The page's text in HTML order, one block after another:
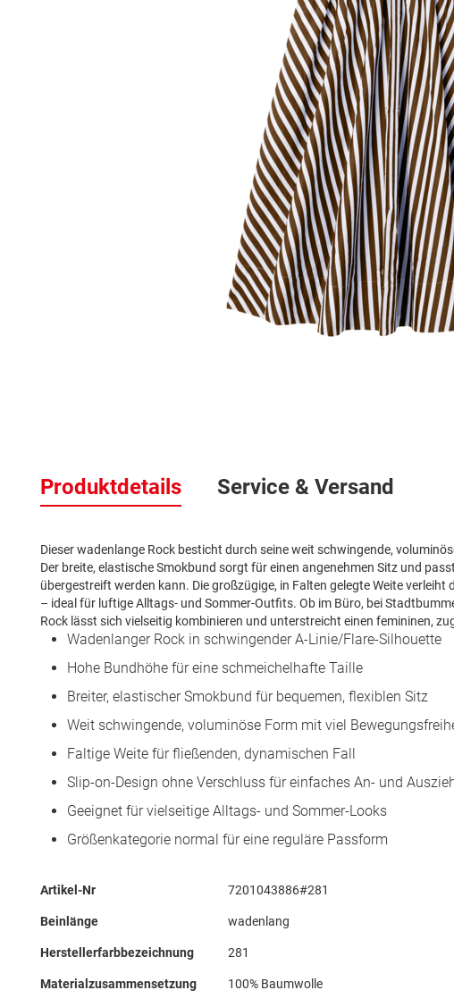
der
Bildergalerie
Produktdetails
Dieser wadenlange Rock besticht durch seine weit schwingende,
Der breite, elastische Smokbund sorgt für einen angenehmen Sitz und
übergestreift werden kann. Die großzügige, in Falten gelegte Weite verleiht
– ideal für luftige Alltags- und Sommer-Outfits. Ob im Büro, bei
Rock lässt sich vielseitig kombinieren und unterstreicht einen femininen,
Wadenlanger Rock in schwingender A-Linie/Flare-Silhouette
Hohe Bundhöhe für eine schmeichelhafte Taille
Breiter, elastischer Smokbund für bequemen, flexiblen Sitz
Weit schwingende, voluminöse Form mit viel
Faltige Weite für fließenden, dynamischen Fall
Slip-on-Design ohne Verschluss für einfaches An- und
Geeignet für vielseitige Alltags- und Sommer-Looks
Größenkategorie normal für eine reguläre Passform
Mehr
Artikel-Nr 7201043886#281
Beinlänge wadenlang
Herstellerfarbbezeichnung 281
Materialzusammensetzung 100% Baumwolle
Service & Versand